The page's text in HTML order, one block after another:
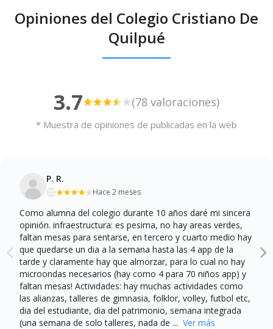
Opiniones del Colegio Cristiano De
Quilpué
3.7 (78 valoraciones)
* Muestra de opiniones de publicadas en la web
P. R.
Hace 2 meses
Como alumna del colegio durante 10 años daré mi sincera
opinión. infraestructura: es pesima, no hay areas verdes,
faltan mesas para sentarse, en tercero y cuarto medio hay
que quedarse un dia a la semana hasta las 4 app de la
tarde y claramente hay que almorzar, para lo cual no hay
microondas necesarios (hay como 4 para 70 niños app) y
faltan mesas! Actividades: hay muchas actividades como
las alianzas, talleres de gimnasia, folklor, volley, futbol etc,
dia del estudiante, dia del patrimonio, semana integrada
(una semana de solo talleres, nada de ... Ver más